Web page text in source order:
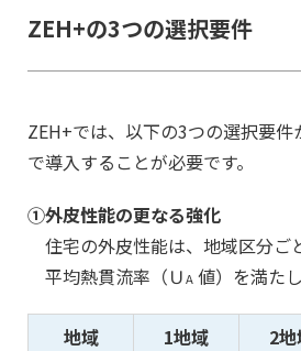
ZEH+の3つの選択要件
ZEH+では、以下の3つの選択要
で導入することが必要です。
①外皮性能の更なる強化
住宅の外皮性能は、地域区分ご
平均熱貫流率（ＵA 値）を満た
地域 1地域 2